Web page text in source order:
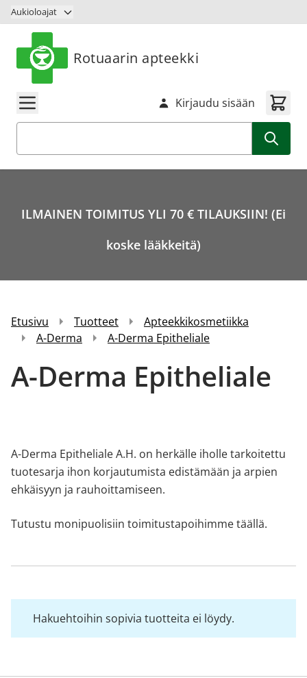
Siirry sisältöön
Aukioloajat
Rotuaarin apteekki
Kirjaudu sisään
ILMAINEN TOIMITUS YLI 70 € TILAUKSIIN! (Ei
koske lääkkeitä)
Etusivu Tuotteet
Apteekkikosmetiikka
A-Derma
A-Derma Epitheliale
A-Derma Epitheliale
A-Derma Epitheliale A.H. on herkälle iholle tarkoitettu
tuotesarja ihon korjautumista edistämään ja arpien
ehkäisyyn ja rauhoittamiseen.
Tutustu monipuolisiin toimitustapoihimmetäällä.
Hakuehtoihin sopivia tuotteita ei löydy.